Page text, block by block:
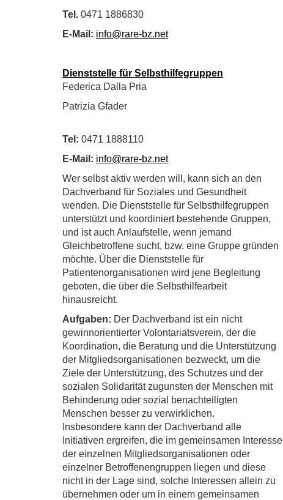
Tel. 0471 1886830
E-Mail: info@rare-bz.net
Dienststelle für Selbsthilfegruppen
Federica Dalla Pria
Patrizia Gfader
Tel: 0471 1888110
E-Mail: info@rare-bz.net
Wer selbst aktiv werden will, kann sich an den
Dachverband für Soziales und Gesundheit
wenden. Die Dienststelle für Selbsthilfegruppen
unterstützt und koordiniert bestehende Gruppen,
und ist auch Anlaufstelle, wenn jemand
Gleichbetroffene sucht, bzw. eine Gruppe gründen
möchte. Über die Dienststelle für
Patientenorganisationen wird jene Begleitung
geboten, die über die Selbsthilfearbeit
hinausreicht.
Aufgaben: Der Dachverband ist ein nicht
gewinnorientierter Volontariatsverein, der die
Koordination, die Beratung und die Unterstützung
der Mitgliedsorganisationen bezweckt, um die
Ziele der Unterstützung, des Schutzes und der
sozialen Solidarität zugunsten der Menschen mit
Behinderung oder sozial benachteiligten
Menschen besser zu verwirklichen.
Insbesondere kann der Dachverband alle
Initiativen ergreifen, die im gemeinsamen Interesse
der einzelnen Mitgliedsorganisationen oder
einzelner Betroffenengruppen liegen und diese
nicht in der Lage sind, solche Interessen allein zu
übernehmen oder um in einem gemeinsamen